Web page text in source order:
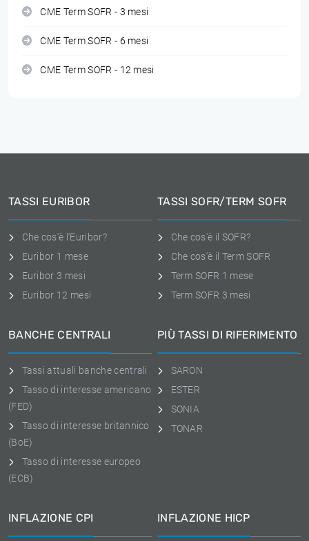
CME Term SOFR - 3 mesi
CME Term SOFR - 6 mesi
CME Term SOFR - 12 mesi
TASSI EURIBOR
Che cos'è l'Euribor?
Euribor 1 mese
Euribor 3 mesi
Euribor 12 mesi
TASSI SOFR/TERM SOFR
Che cos'è il SOFR?
Che cos'è il Term SOFR
Term SOFR 1 mese
Term SOFR 3 mesi
BANCHE CENTRALI
Tassi attuali banche centrali
Tasso di interesse americano
(FED)
Tasso di interesse britannico
(BoE)
Tasso di interesse europeo
(ECB)
PIÙ TASSI DI RIFERIMENTO
SARON
ESTER
SONIA
TONAR
INFLAZIONE CPI INFLAZIONE HICP